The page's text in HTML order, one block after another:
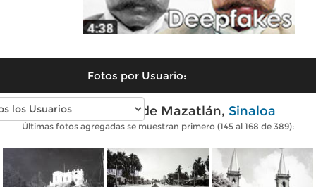
Fotos por Usuario:
Fotos antiguas de Mazatlán, Sinaloa
Últimas fotos agregadas se muestran primero (145 al 168 de 389):